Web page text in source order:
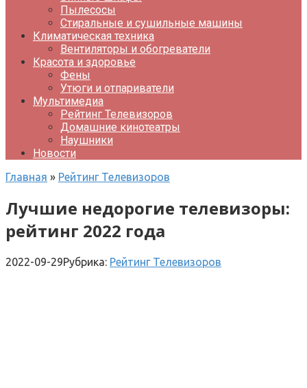
Пылесосы
Стиральные и сушильные машины
Климатическая техника
Вентиляторы и обогреватели
Красота и здоровье
Фены
Утюги и отпариватели
Мультимедиа
Рейтинг Телевизоров
Домашние кинотеатры
Наушники
Новости
Главная » Рейтинг Телевизоров
Лучшие недорогие телевизоры:
рейтинг 2022 года
2022-09-29Рубрика: Рейтинг Телевизоров